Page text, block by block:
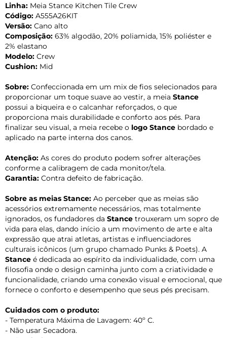
Linha: Meia Stance Kitchen Tile Crew
Código: A555A26KIT
Versão: Cano alto
Composição: 63% algodão, 20% poliamida, 15% poliéster e
2% elastano
Modelo: Crew
Cushion: Mid
Sobre: Confeccionada em um mix de fios selecionados para
proporcionar um toque suave ao vestir, a meia Stance
possui a biqueira e o calcanhar reforçados, o que
proporciona mais durabilidade e conforto aos pés. Para
finalizar seu visual, a meia recebe o logo Stance bordado e
aplicado na parte interna dos canos.
Atenção: As cores do produto podem sofrer alterações
conforme a calibragem de cada monitor/tela.
Garantia: Contra defeito de fabricação.
Sobre as meias Stance: Ao perceber que as meias são
acessórios extremamente necessários, mas totalmente
ignorados, os fundadores da Stance trouxeram um sopro de
vida para elas, dando início a um movimento de arte e alta
expressão que atrai atletas, artistas e influenciadores
culturais icônicos (um grupo chamado Punks & Poets). A
Stance é dedicada ao espírito da individualidade, com uma
filosofia onde o design caminha junto com a criatividade e
funcionalidade, criando uma conexão visual e emocional, que
fornece o conforto e desempenho que seus pés precisam.
Cuidados com o produto:
- Temperatura Máxima de Lavagem: 40º C.
- Não usar Secadora.